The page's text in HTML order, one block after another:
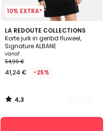
10% EXTRA*
LA REDOUTE COLLECTIONS
Korte jurk in geribd fluweel,
Signature ALBANE
vanaf
54,99 €
41,24 € -25%
4,3
/ 5
2
Kleuren
4,3
/
Onze